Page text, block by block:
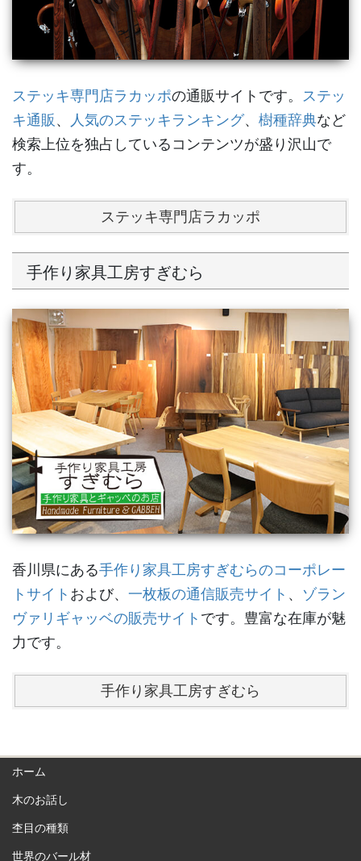
ステッキ専門店ラカッポの通販サイトです。 ステッ
キ通販 、 人気のステッキランキング、 樹種辞典など
検索上位を独占しているコンテンツが盛り沢山で
す。
ステッキ専門店ラカッポ
手作り家具工房すぎむら
香川県にある手作り家具工房すぎむらのコーポレー
トサイト および、 一枚板の通信販売サイト 、 ゾラン
ヴァリギャッベの販売サイト です。豊富な在庫が魅
力です。
手作り家具工房すぎむら
ホーム
木のお話し
杢目の種類
世界のバール材